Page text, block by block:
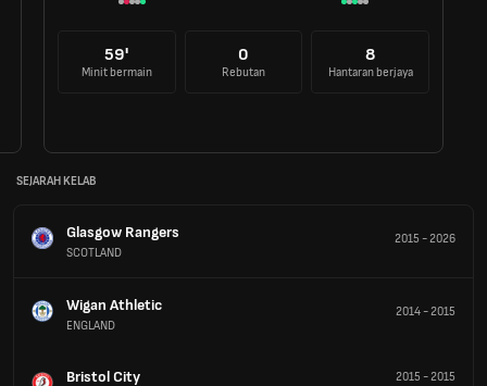
59'
Minit bermain
0
Rebutan
8
Hantaran berjaya
SEJARAH KELAB
Glasgow Rangers
SCOTLAND
2015 -2026
Wigan Athletic
ENGLAND
2014-2015
Bristol City 2015 -2015